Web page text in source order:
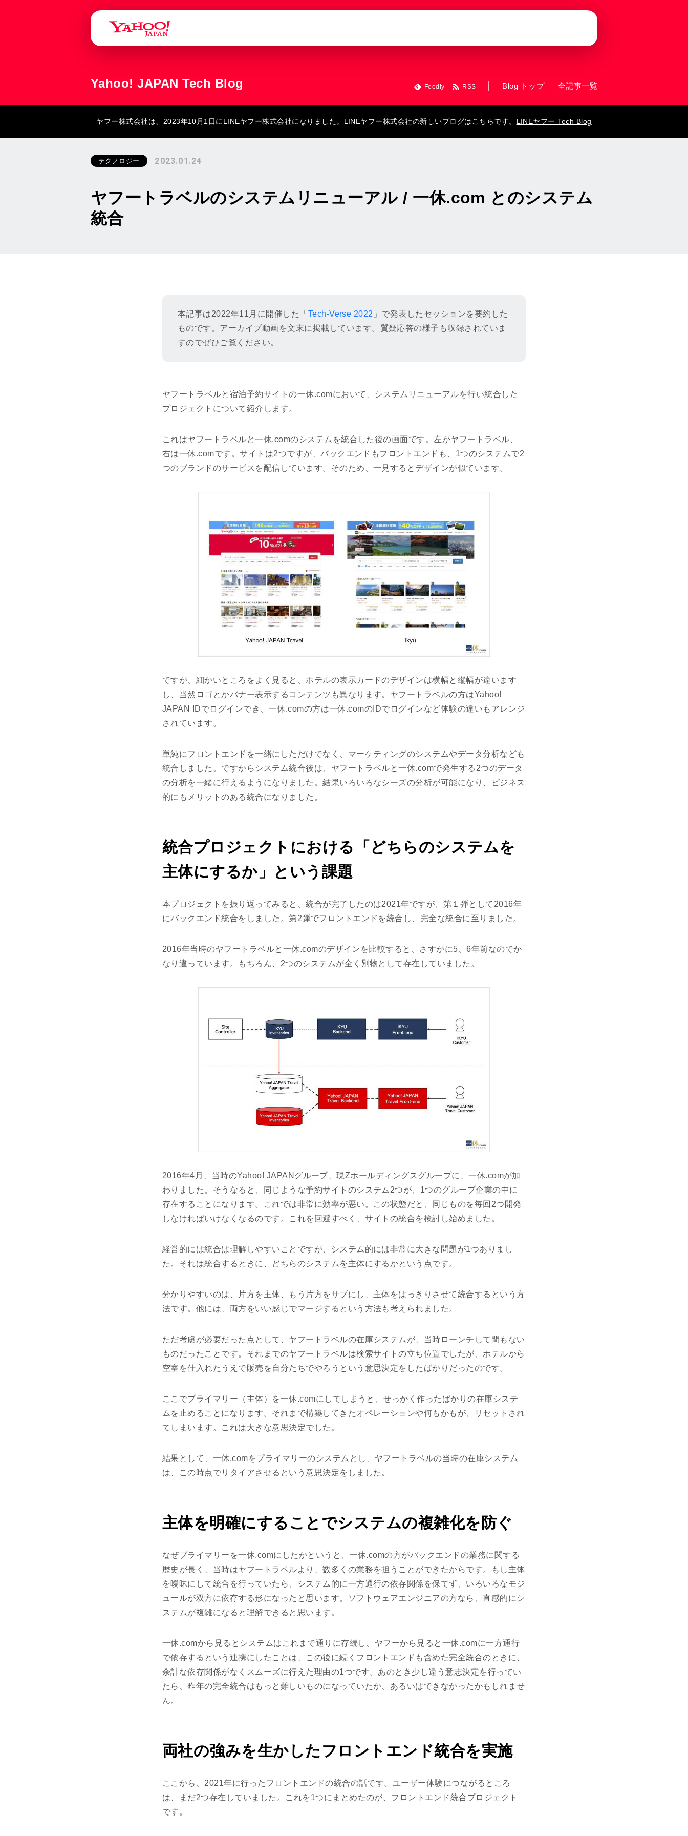
Yahoo! JAPAN Tech Blog Feedly RSS Blog トップ 全記事一覧
ヤフー株式会社は、2023年10月1日にLINEヤフー株式会社になりました。LINEヤフー株式会社の新しいブログはこちらです。 LINEヤフー Tech Blog
テクノロジー 2023.01.24
ヤフートラベルのシステムリニューアル / 一休.com とのシステム
統合
本記事は2022年11月に開催した「 Tech-Verse 2022 」で発表したセッションを要約した
ものです。アーカイブ動画を文末に掲載しています。質疑応答の様子も収録されていま
すのでぜひご覧ください。
ヤフートラベルと宿泊予約サイトの一休.comにおいて、システムリニューアルを行い統合した
プロジェクトについて紹介します。
これはヤフートラベルと一休.comのシステムを統合した後の画面です。左がヤフートラベル、
右は一休.comです。サイトは2つですが、バックエンドもフロントエンドも、1つのシステムで2
つのブランドのサービスを配信しています。そのため、一見するとデザインが似ています。
ですが、細かいところをよく見ると、ホテルの表示カードのデザインは横幅と縦幅が違います
し、当然ロゴとかバナー表示するコンテンツも異なります。ヤフートラベルの方はYahoo!
JAPAN IDでログインでき、一休.comの方は一休.comのIDでログインなど体験の違いもアレンジ
されています。
単純にフロントエンドを一緒にしただけでなく、マーケティングのシステムやデータ分析なども
統合しました。ですからシステム統合後は、ヤフートラベルと一休.comで発生する2つのデータ
の分析を一緒に行えるようになりました。結果いろいろなシーズの分析が可能になり、ビジネス
的にもメリットのある統合になりました。
統合プロジェクトにおける「どちらのシステムを
主体にするか」という課題
本プロジェクトを振り返ってみると、統合が完了したのは2021年ですが、第１弾として2016年
にバックエンド統合をしました。第2弾でフロントエンドを統合し、完全な統合に至りました。
2016年当時のヤフートラベルと一休.comのデザインを比較すると、さすがに5、6年前なのでか
なり違っています。もちろん、2つのシステムが全く別物として存在していました。
2016年4月、当時のYahoo! JAPANグループ、現Zホールディングスグループに、一休.comが加
わりました。そうなると、同じような予約サイトのシステム2つが、1つのグループ企業の中に
存在することになります。これでは非常に効率が悪い。この状態だと、同じものを毎回2つ開発
しなければいけなくなるのです。これを回避すべく、サイトの統合を検討し始めました。
経営的には統合は理解しやすいことですが、システム的には非常に大きな問題が1つありまし
た。それは統合するときに、どちらのシステムを主体にするかという点です。
分かりやすいのは、片方を主体、もう片方をサブにし、主体をはっきりさせて統合するという方
法です。他には、両方をいい感じでマージするという方法も考えられました。
ただ考慮が必要だった点として、ヤフートラベルの在庫システムが、当時ローンチして間もない
ものだったことです。それまでのヤフートラベルは検索サイトの立ち位置でしたが、ホテルから
空室を仕入れたうえで販売を自分たちでやろうという意思決定をしたばかりだったのです。
ここでプライマリー（主体）を一休.comにしてしまうと、せっかく作ったばかりの在庫システ
ムを止めることになります。それまで構築してきたオペレーションや何もかもが、リセットされ
てしまいます。これは大きな意思決定でした。
結果として、一休.comをプライマリーのシステムとし、ヤフートラベルの当時の在庫システム
は、この時点でリタイアさせるという意思決定をしました。
主体を明確にすることでシステムの複雑化を防ぐ
なぜプライマリーを一休.comにしたかというと、一休.comの方がバックエンドの業務に関する
歴史が長く、当時はヤフートラベルより、数多くの業務を担うことができたからです。もし主体
を曖昧にして統合を行っていたら、システム的に一方通行の依存関係を保てず、いろいろなモジ
ュールが双方に依存する形になったと思います。ソフトウェアエンジニアの方なら、直感的にシ
ステムが複雑になると理解できると思います。
一休.comから見るとシステムはこれまで通りに存続し、ヤフーから見ると一休.comに一方通行
で依存するという連携にしたことは、この後に続くフロントエンドも含めた完全統合のときに、
余計な依存関係がなくスムーズに行えた理由の1つです。あのとき少し違う意志決定を行ってい
たら、昨年の完全統合はもっと難しいものになっていたか、あるいはできなかったかもしれませ
ん。
両社の強みを生かしたフロントエンド統合を実施
ここから、2021年に行ったフロントエンドの統合の話です。ユーザー体験につながるところ
は、まだ2つ存在していました。これを1つにまとめたのが、フロントエンド統合プロジェクト
です。